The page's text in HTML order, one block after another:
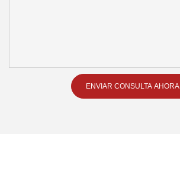
ENVIAR CONSULTA AHORA